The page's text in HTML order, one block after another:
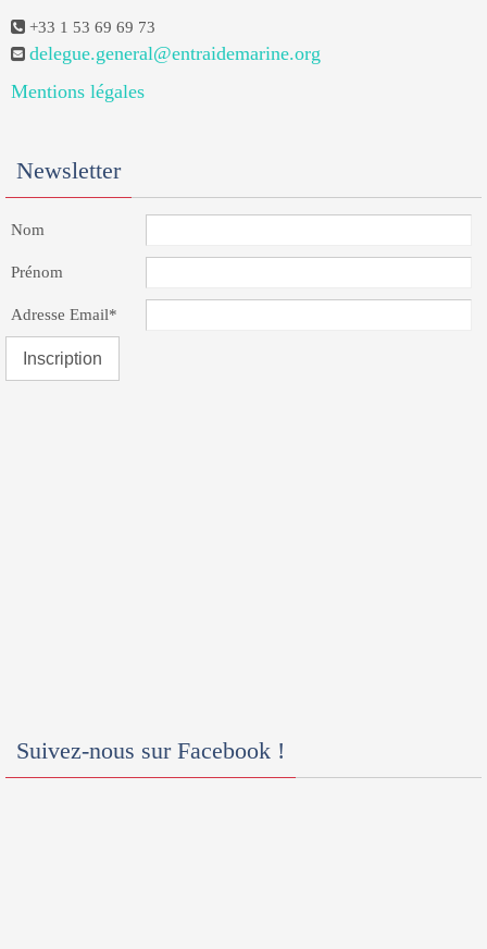
+33 1 53 69 69 73
delegue.general@entraidemarine.org
Mentions légales
Newsletter
Nom
Prénom
Adresse Email*
Suivez-nous sur Facebook !